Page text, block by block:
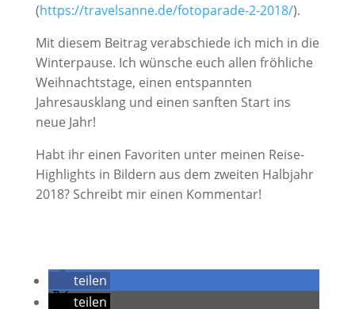
(https://travelsanne.de/fotoparade-2-2018/).
Mit diesem Beitrag verabschiede ich mich in die
Winterpause. Ich wünsche euch allen fröhliche
Weihnachtstage, einen entspannten
Jahresausklang und einen sanften Start ins
neue Jahr!
Habt ihr einen Favoriten unter meinen Reise-
Highlights in Bildern aus dem zweiten Halbjahr
2018? Schreibt mir einen Kommentar!
teilen
teilen